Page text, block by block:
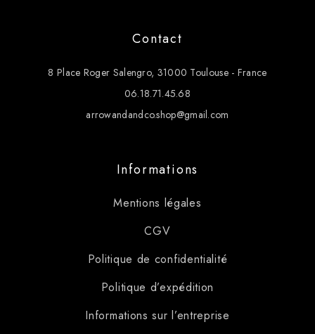
Contact
8 Place Roger Salengro, 31000 Toulouse - France
06.18.71.45.68
arrowandandco.shop@gmail.com
Informations
Mentions légales
CGV
Politique de confidentialité
Politique d’expédition
Informations sur l’entreprise